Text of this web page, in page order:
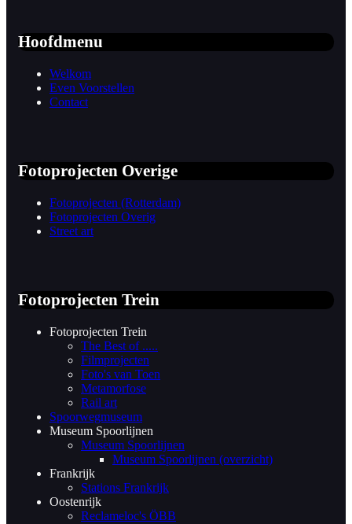
Hoofdmenu
Welkom
Even Voorstellen
Contact
Fotoprojecten Overige
Fotoprojecten (Rotterdam)
Fotoprojecten Overig
Street art
Fotoprojecten Trein
Fotoprojecten Trein
The Best of .....
Filmprojecten
Foto's van Toen
Metamorfose
Rail art
Spoorwegmuseum
Museum Spoorlijnen
Museum Spoorlijnen
Museum Spoorlijnen (overzicht)
Frankrijk
Stations Frankrijk
Oostenrijk
Reclameloc's ÖBB